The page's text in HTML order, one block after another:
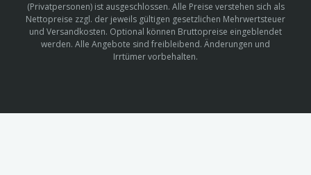
(Privatpersonen) ist ausgeschlossen. Alle Preise verstehen sich als
Nettopreise zzgl. der jeweils gültigen gesetzlichen Mehrwertsteuer
und Versandkosten. Optional können Bruttopreise eingeblendet
werden. Alle Angebote sind freibleibend. Änderungen und
Irrtümer vorbehalten.